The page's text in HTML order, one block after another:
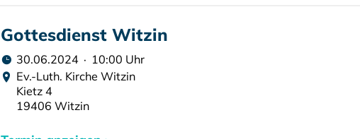
Gottesdienst Witzin
30.06.2024 · 10:00 Uhr
Ev.-Luth. Kirche Witzin
Kietz 4
19406 Witzin